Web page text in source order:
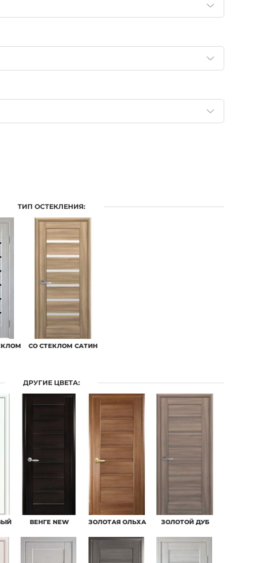
ТИП ОСТЕКЛЕНИЯ:
СО СТЕКЛОМ САТИН
ДРУГИЕ ЦВЕТА:
ВЕНГЕ NEW ЗОЛОТАЯ ОЛЬХА ЗОЛОТОЙ ДУБ